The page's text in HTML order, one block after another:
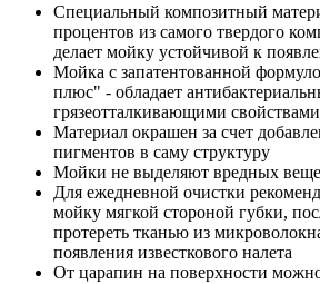
Специальный композитный
процентов из самого твердого
делает мойку устойчивой к
Мойка с запатентованной
плюс" - обладает
грязеотталкивающими свойствами
Материал окрашен за счет
пигментов в саму структуру
Мойки не выделяют вредных
Для ежедневной очистки
мойку мягкой стороной губки,
протереть тканью из
появления известкового налета
От царапин на поверхности